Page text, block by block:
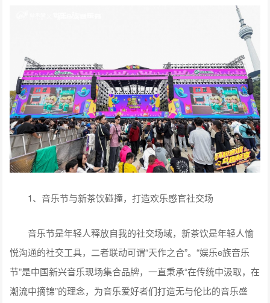
1、音乐节与新茶饮碰撞，打造欢乐感官社交场
音乐节是年轻人释放自我的社交场域，新茶饮是年轻人愉
悦沟通的社交工具，二者联动可谓“天作之合”。“娱乐e族音乐
节”是中国新兴音乐现场集合品牌，一直秉承“在传统中汲取，在
潮流中摘锦”的理念，为音乐爱好者们打造无与伦比的音乐盛